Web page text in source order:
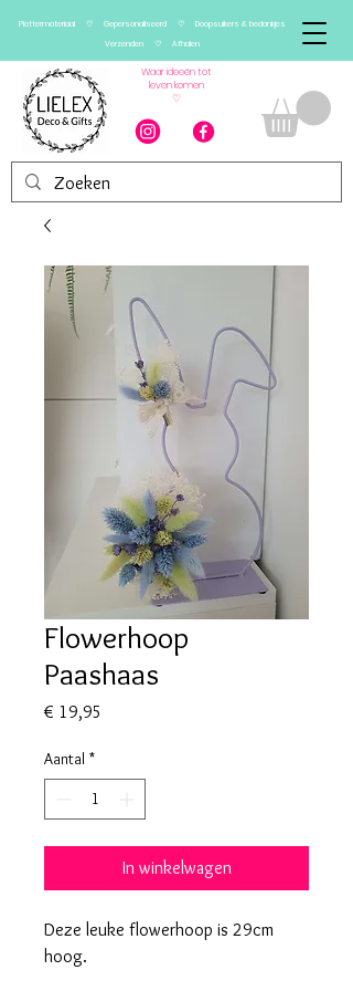
Plottermateriaal ♡ Gepersonaliseerd ♡ Doopsuikers & bedankjes
Verzenden ♡ Afhalen
Waar ideeën tot
leven komen
♡
Flowerhoop
Paashaas
€ 19,95
Aantal *
In winkelwagen
Deze leuke flowerhoop is 29cm
hoog.